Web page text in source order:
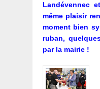
Landévennec
même plaisir
moment bien
ruban,
par la mairie !